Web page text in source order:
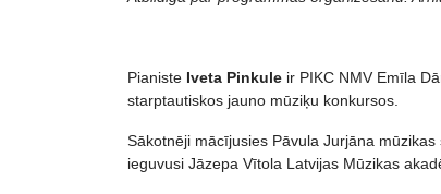
Pianiste Iveta Pinkule ir PIKC NMV Emīla
starptautiskos jauno mūziķu konkursos.
Sākotnēji mācījusies Pāvula Jurjāna
ieguvusi Jāzepa Vītola Latvijas Mūzikas